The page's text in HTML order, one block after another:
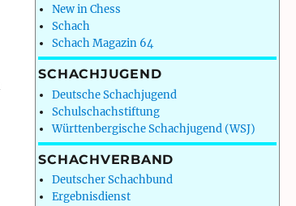
New in Chess
Schach
Schach Magazin 64
SCHACHJUGEND
Deutsche Schachjugend
Schulschachstiftung
Württenbergische Schachjugend (WSJ)
SCHACHVERBAND
Deutscher Schachbund
Ergebnisdienst